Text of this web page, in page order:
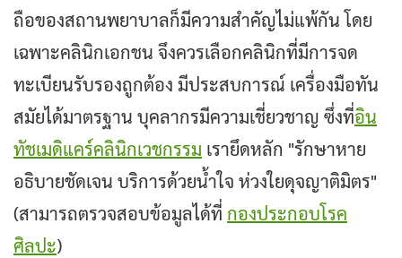
ถือของสถานพยาบาลก็มีความสำคัญไม่แพ้กัน โดย
เฉพาะคลินิกเอกชน จึงควรเลือกคลินิกที่มีการจด
ทะเบียนรับรองถูกต้อง มีประสบการณ์ เครื่องมือทัน
สมัยได้มาตรฐาน บุคลากรมีความเชี่ยวชาญ ซึ่งที่อิน
ทัชเมดิแคร์คลินิกเวชกรรม เรายึดหลัก "รักษาหาย
อธิบายชัดเจน บริการด้วยน้ำใจ ห่วงใยดุจญาติมิตร"
(สามารถตรวจสอบข้อมูลได้ที่ กองประกอบโรค
ศิลปะ)